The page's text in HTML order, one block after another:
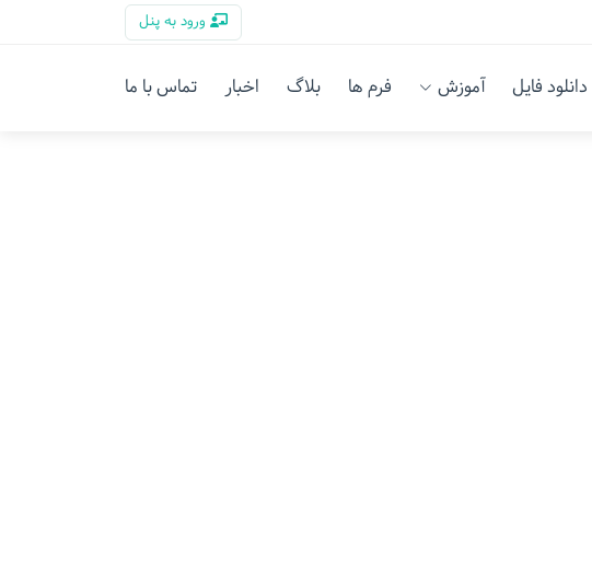
ورود به پنل
دانلود فایل آموزش فرم ها بلاگ اخبار تماس با ما